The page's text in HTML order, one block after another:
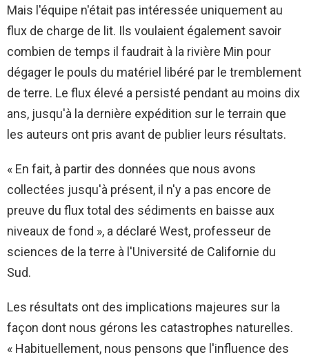
Mais l'équipe n'était pas intéressée uniquement au
flux de charge de lit. Ils voulaient également savoir
combien de temps il faudrait à la rivière Min pour
dégager le pouls du matériel libéré par le tremblement
de terre. Le flux élevé a persisté pendant au moins dix
ans, jusqu'à la dernière expédition sur le terrain que
les auteurs ont pris avant de publier leurs résultats.
« En fait, à partir des données que nous avons
collectées jusqu'à présent, il n'y a pas encore de
preuve du flux total des sédiments en baisse aux
niveaux de fond », a déclaré West, professeur de
sciences de la terre à l'Université de Californie du
Sud.
Les résultats ont des implications majeures sur la
façon dont nous gérons les catastrophes naturelles.
« Habituellement, nous pensons que l'influence des